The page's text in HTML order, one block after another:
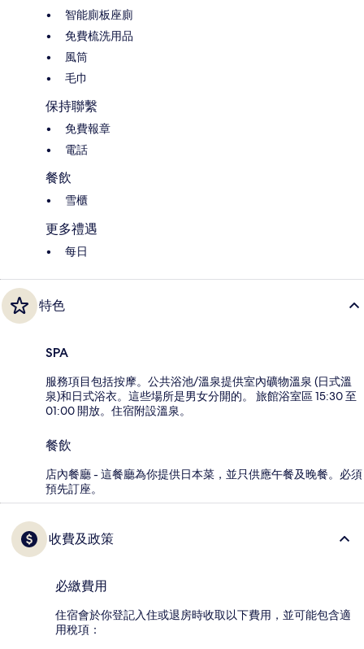
智能廁板座廁
免費梳洗用品
風筒
毛巾
保持聯繫
免費報章
電話
餐飲
雪櫃
更多禮遇
每日
特色
SPA
服務項目包括按摩。公共浴池/溫泉提供室內礦物溫泉 (日式溫
泉)和日式浴衣。這些場所是男女分開的。 旅館浴室區 15:30 至
01:00 開放。住宿附設溫泉。
餐飲
店內餐廳 - 這餐廳為你提供日本菜，並只供應午餐及晚餐。必須
預先訂座。
收費及政策
必繳費用
住宿會於你登記入住或退房時收取以下費用，並可能包含適
用稅項：